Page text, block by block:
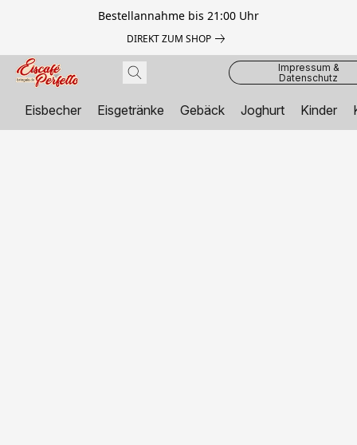
Bestellannahme bis 21:00 Uhr
DIREKT ZUM SHOP
Impressum &
Datenschutz
Eisbecher Eisgetränke Gebäck Joghurt Kinder